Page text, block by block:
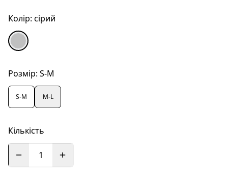
Колір: сірий
Розмір: S-M
S-M M-L
Кількість
1